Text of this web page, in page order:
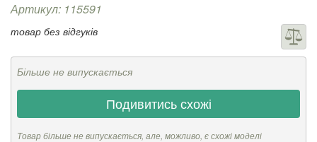
Артикул: 115591
товар без відгуків
Більше не випускається
Подивитись схожі
Товар більше не випускається, але, можливо, є схожі моделі